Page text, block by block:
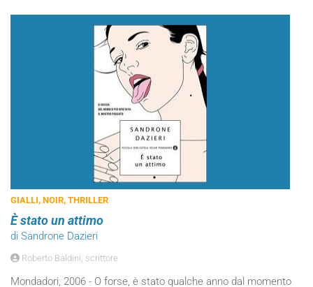
GIALLI, NOIR, THRILLER
È stato un attimo
di Sandrone Dazieri
Roberto Baldini, scrittore
Mondadori, 2006 - O forse, è stato qualche anno dal momento